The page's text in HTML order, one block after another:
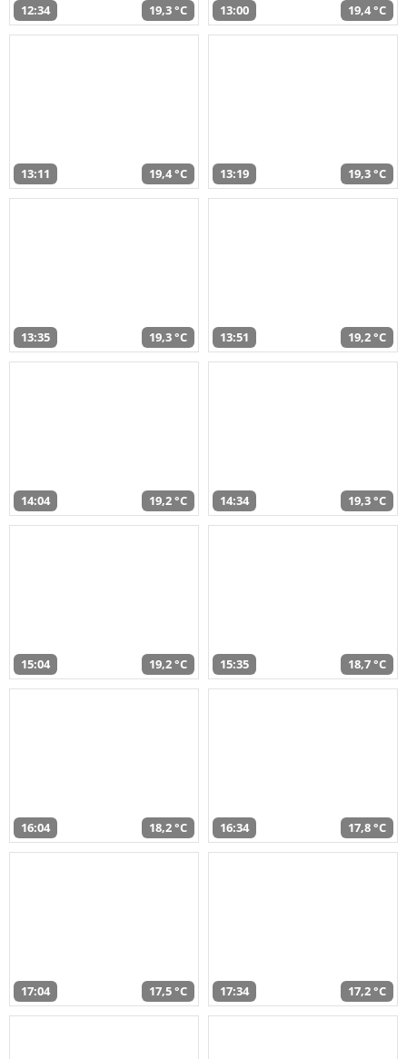
12:34 19,3 °C 13:00 19,4 °C
13:11 19,4 °C 13:19 19,3 °C
13:35 19,3 °C 13:51 19,2 °C
14:04 19,2 °C 14:34 19,3 °C
15:04 19,2 °C 15:35 18,7 °C
16:04 18,2 °C 16:34 17,8 °C
17:04 17,5 °C 17:34 17,2 °C